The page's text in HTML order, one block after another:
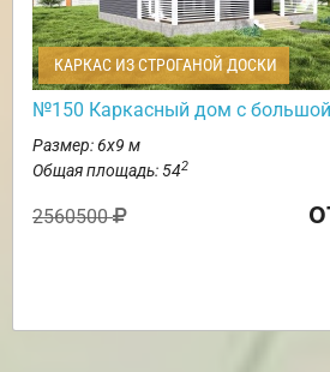
КАРКАС ИЗ СТРОГАНОЙ ДОСКИ
№150 Каркасный дом с большой
Размер: 6х9 м
Общая площадь: 542
2560500